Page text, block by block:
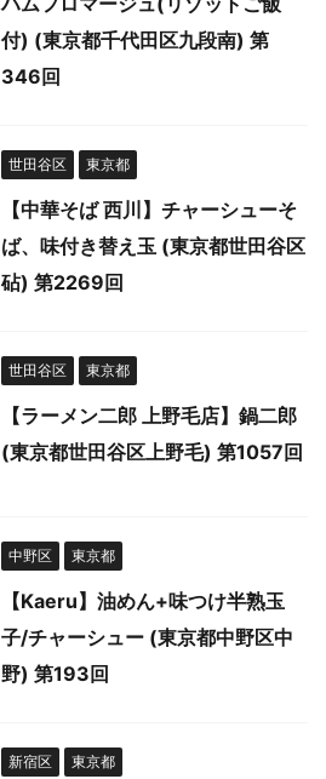
付) (東京都千代田区九段南) 第
346回
世田谷区 東京都
【中華そば 西川】チャーシューそ
ば、味付き替え玉 (東京都世田谷区
砧) 第2269回
世田谷区 東京都
【ラーメン二郎 上野毛店】鍋二郎
(東京都世田谷区上野毛) 第1057回
中野区 東京都
【Kaeru】油めん+味つけ半熟玉
子/チャーシュー (東京都中野区中
野) 第193回
新宿区 東京都